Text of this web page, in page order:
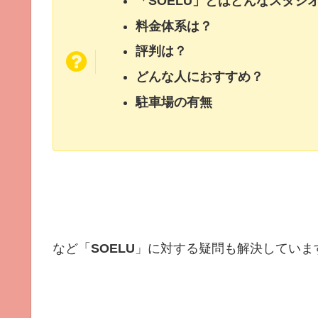
料金体系は？
評判は？
どんな人におすすめ？
駐車場の有無
など「 SOELU 」に対する疑問も解決していま